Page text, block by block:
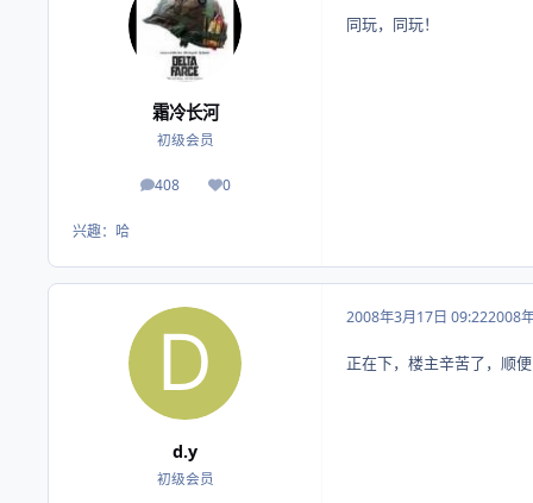
霜冷长河
初级会员
408
帖子 0
荣誉积分
兴趣： 哈
同玩，同玩！
d.y
初级会员
2008年3月17日 09:222008
正在下，楼主辛苦了，顺